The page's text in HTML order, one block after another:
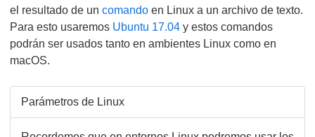
el resultado de un comando en Linux a un archivo de texto.
Para esto usaremos Ubuntu 17.04 y estos comandos
podrán ser usados tanto en ambientes Linux como en
macOS.
Parámetros de Linux